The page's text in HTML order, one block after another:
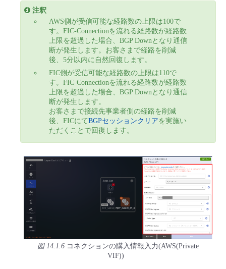
注釈
AWS側が受信可能な経路数の上限は100で
す。FIC-Connectionを流れる経路数が経路数
上限を超過した場合、BGP Downとなり通信
断が発生します。お客さまで経路を削減
後、5分以内に自然回復します。
FIC側が受信可能な経路数の上限は110で
す。FIC-Connectionを流れる経路数が経路数
上限を超過した場合、BGP Downとなり通信
断が発生します。
お客さまで接続先事業者側の経路を削減
後、FICにてBGPセッションクリアを実施い
ただくことで回復します。
図 14.1.6 コネクションの購入情報入力(AWS(Private
VIF))